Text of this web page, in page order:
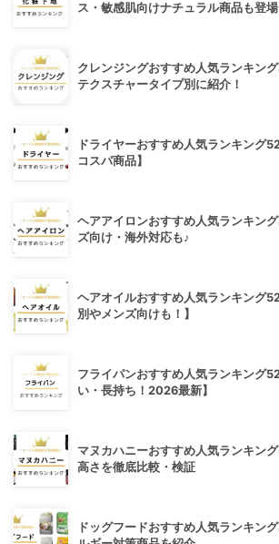
ス・敏感肌向けナチュラル商品も登場
クレンジングおすすめ人気ランキン
テクスチャータイプ別に紹介！
ドライヤーおすすめ人気ランキング
コスパ商品】
ヘアアイロンおすすめ人気ランキン
ズ向け・海外対応も♪
ヘアオイルおすすめ人気ランキング
別やメンズ向けも！】
フライパンおすすめ人気ランキング
い・長持ち！2026最新】
マヌカハニーおすすめ人気ランキン
高さを徹底比較・検証
ドッグフードおすすめ人気ランキン